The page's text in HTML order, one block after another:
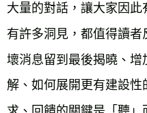
大量的對話，讓大家因
有許多洞見，都值得讀
壞消息留到最後揭曉、
解、如何展開更有建設